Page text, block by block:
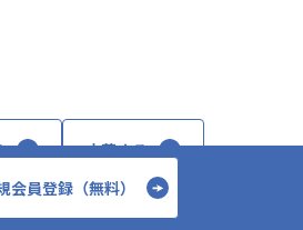
ます。
長とのコミュニケーションの機会
います。
たい若手エンジニアも、育成を学
くれるベテラン層もみなさんが活
なっています。
顧客折衝・スコープ設計・推進戦
です。
分
応募する
会員登録（無料）